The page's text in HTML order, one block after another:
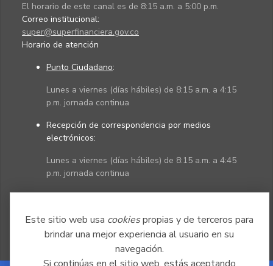
Este sitio web usa cookiespropias y de terceros para
brindar una mejor experiencia al usuario en su
navegación.
El horario de este canal es de 8:15 a.m. a 5:00 p.m.
Correo institucional:
super@superfinanciera.gov.co
Horario de atención
Punto Ciudadano:
Lunes a viernes (días hábiles) de 8:15 a.m. a 4:15
p.m. jornada continua
Recepción de correspondencia por medios
electrónicos:
Lunes a viernes (días hábiles) de 8:15 a.m. a 4:45
p.m. jornada continua